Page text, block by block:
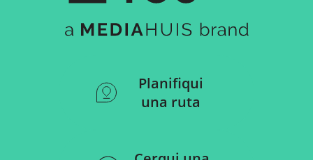
Planifiqui
una ruta